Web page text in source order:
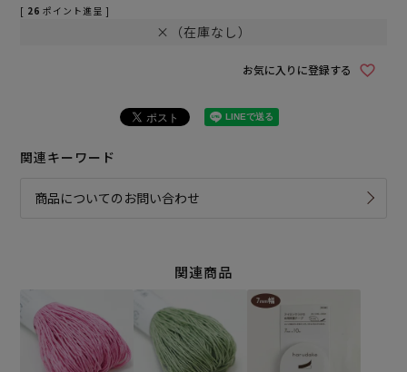
[ 26 ポイント進呈 ]
×（在庫なし）
お気に入りに登録する
関連キーワード
商品についてのお問い合わせ
関連商品